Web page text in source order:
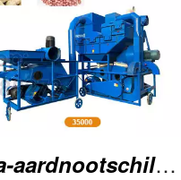
Gecombineerde pinda-aardnootschil- en reinigingsmachine